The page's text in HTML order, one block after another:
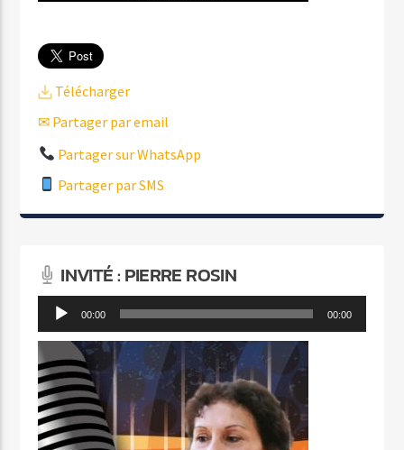
Télécharger
✉ Partager par email
Partager sur WhatsApp
Partager par SMS
INVITÉ : PIERRE ROSIN
Lecteur
audio
00:00 00:00